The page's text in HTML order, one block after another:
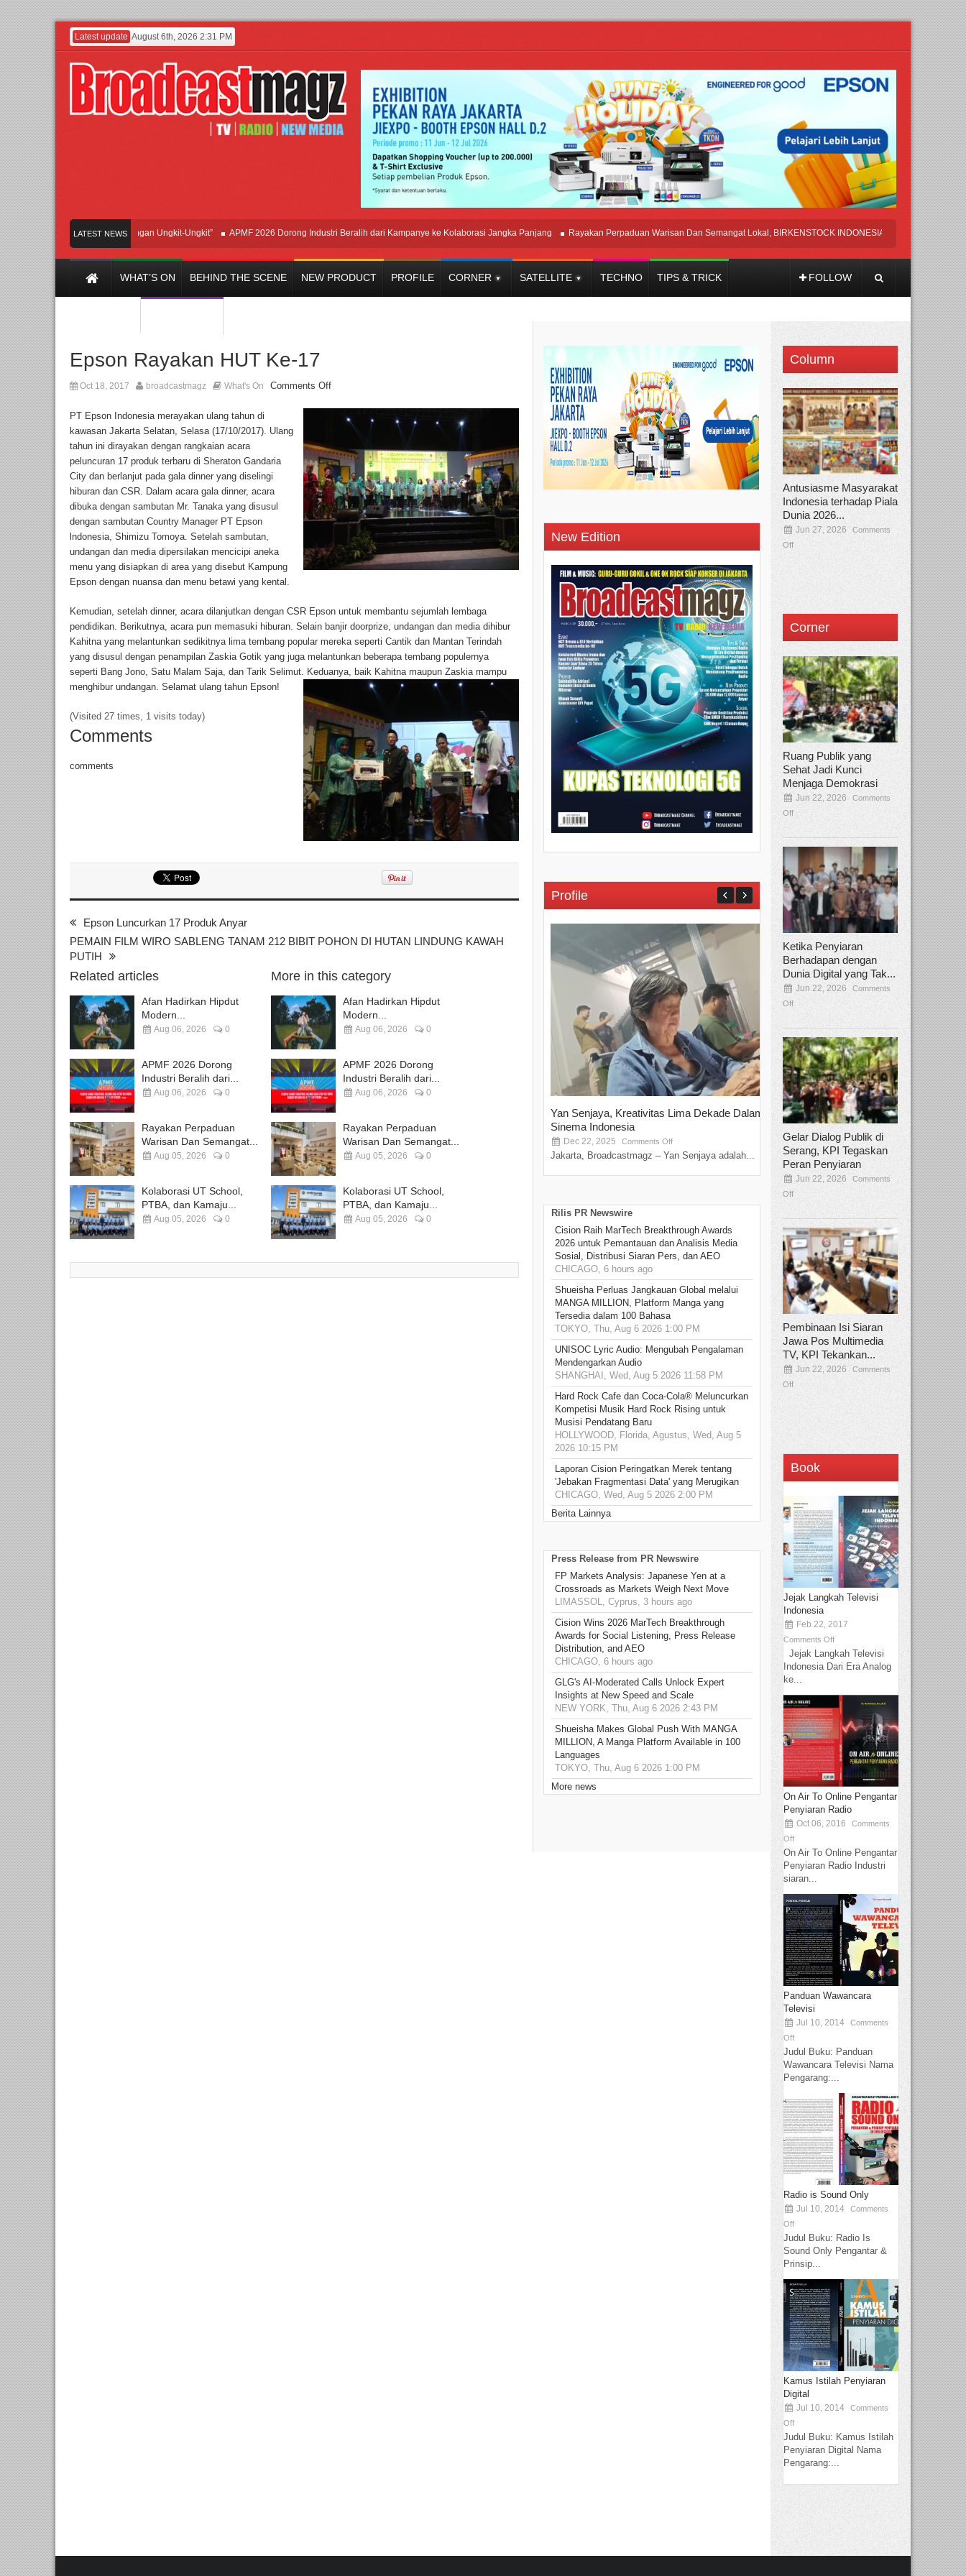
Latest update August 6th, 2026 2:31 PM
LATEST NEWS
Hipdut Modern “Jangan Ungkit-Ungkit” APMF 2026 Dorong Industri Beralih dari Kampanye ke Kolaborasi Jangka Panjang Rayakan Perpaduan Warisan Dan Semangat Lokal, BIRKENSTOCK INDONESIA Membuka Took di Ubud,
WHAT’S ON BEHIND THE SCENE NEW PRODUCT PROFILE CORNER SATELLITE TECHNO TIPS & TRICK FOLLOW
Epson Rayakan HUT Ke-17
Oct 18, 2017 broadcastmagz What's On Comments Off
PT Epson Indonesia merayakan ulang tahun di
kawasan Jakarta Selatan, Selasa (17/10/2017). Ulang
tahun ini dirayakan dengan rangkaian acara
peluncuran 17 produk terbaru di Sheraton Gandaria
City dan berlanjut pada gala dinner yang diselingi
hiburan dan CSR. Dalam acara gala dinner, acara
dibuka dengan sambutan Mr. Tanaka yang disusul
dengan sambutan Country Manager PT Epson
lndonesia, Shimizu Tomoya. Setelah sambutan,
undangan dan media dipersilakan mencicipi aneka
menu yang disiapkan di area yang disebut Kampung
Epson dengan nuansa dan menu betawi yang kental.
Kemudian, setelah dinner, acara dilanjutkan dengan CSR Epson untuk membantu sejumlah lembaga
pendidikan. Berikutnya, acara pun memasuki hiburan. Selain banjir doorprize, undangan dan media dihibur
Kahitna yang melantunkan sedikitnya lima tembang popular mereka seperti Cantik dan Mantan Terindah
yang disusul dengan penampilan Zaskia Gotik yang juga melantunkan beberapa tembang populernya
seperti Bang Jono, Satu Malam Saja, dan Tarik Selimut. Keduanya, baik Kahitna maupun Zaskia mampu
menghibur undangan. Selamat ulang tahun Epson!
(Visited 27 times, 1 visits today)
Comments
comments
Epson Luncurkan 17 Produk Anyar
PEMAIN FILM WIRO SABLENG TANAM 212 BIBIT POHON DI HUTAN LINDUNG KAWAH
PUTIH
Related articles
Afan Hadirkan Hipdut
Modern...
Aug 06, 2026 0
APMF 2026 Dorong
Industri Beralih dari...
Aug 06, 2026 0
Rayakan Perpaduan
Warisan Dan Semangat...
Aug 05, 2026 0
Kolaborasi UT School,
PTBA, dan Kamaju...
Aug 05, 2026 0
More in this category
Afan Hadirkan Hipdut
Modern...
Aug 06, 2026 0
APMF 2026 Dorong
Industri Beralih dari...
Aug 06, 2026 0
Rayakan Perpaduan
Warisan Dan Semangat...
Aug 05, 2026 0
Kolaborasi UT School,
PTBA, dan Kamaju...
Aug 05, 2026 0
New Edition
Profile
Yan Senjaya, Kreativitas Lima Dekade Dalam
Sinema Indonesia
Dec 22, 2025 Comments Off
Jakarta, Broadcastmagz – Yan Senjaya adalah...
Tamee Irelly Menjadi Juri Open
Film Terbaru...
Sep 08, 2025 Comments Off
Bekasi, Broadcastmagz – Dalam upaya
talenta...
Rilis PR Newswire
Cision Raih MarTech Breakthrough Awards
2026 untuk Pemantauan dan Analisis Media
Sosial, Distribusi Siaran Pers, dan AEO
CHICAGO, 6 hours ago
Shueisha Perluas Jangkauan Global melalui
MANGA MILLION, Platform Manga yang
Tersedia dalam 100 Bahasa
TOKYO, Thu, Aug 6 2026 1:00 PM
UNISOC Lyric Audio: Mengubah Pengalaman
Mendengarkan Audio
SHANGHAI, Wed, Aug 5 2026 11:58 PM
Hard Rock Cafe dan Coca-Cola® Meluncurkan
Kompetisi Musik Hard Rock Rising untuk
Musisi Pendatang Baru
HOLLYWOOD, Florida, Agustus, Wed, Aug 5
2026 10:15 PM
Laporan Cision Peringatkan Merek tentang
'Jebakan Fragmentasi Data' yang Merugikan
CHICAGO, Wed, Aug 5 2026 2:00 PM
Berita Lainnya
Press Release from PR Newswire
FP Markets Analysis: Japanese Yen at a
Crossroads as Markets Weigh Next Move
LIMASSOL, Cyprus, 3 hours ago
Cision Wins 2026 MarTech Breakthrough
Awards for Social Listening, Press Release
Distribution, and AEO
CHICAGO, 6 hours ago
GLG's AI-Moderated Calls Unlock Expert
Insights at New Speed and Scale
NEW YORK, Thu, Aug 6 2026 2:43 PM
Shueisha Makes Global Push With MANGA
MILLION, A Manga Platform Available in 100
Languages
TOKYO, Thu, Aug 6 2026 1:00 PM
More news
Column
Antusiasme Masyarakat
Indonesia terhadap Piala
Dunia 2026...
Jun 27, 2026
Comments
Off
Corner
Ruang Publik yang
Sehat Jadi Kunci
Menjaga Demokrasi
Jun 22, 2026
Comments
Off
Ketika Penyiaran
Berhadapan dengan
Dunia Digital yang Tak...
Jun 22, 2026
Comments
Off
Gelar Dialog Publik di
Serang, KPI Tegaskan
Peran Penyiaran
Jun 22, 2026
Comments
Off
Pembinaan Isi Siaran
Jawa Pos Multimedia
TV, KPI Tekankan...
Jun 22, 2026
Comments
Off
Book
Jejak Langkah Televisi
Indonesia
Feb 22, 2017
Comments Off
Jejak Langkah Televisi
Indonesia Dari Era Analog
ke...
On Air To Online Pengantar
Penyiaran Radio
Oct 06, 2016
Comments
Off
On Air To Online Pengantar
Penyiaran Radio Industri
siaran...
Panduan Wawancara
Televisi
Jul 10, 2014
Comments
Off
Judul Buku: Panduan
Wawancara Televisi Nama
Pengarang:...
Radio is Sound Only
Jul 10, 2014
Comments
Off
Judul Buku: Radio Is
Sound Only Pengantar &
Prinsip...
Kamus Istilah Penyiaran
Digital
Jul 10, 2014
Comments
Off
Judul Buku: Kamus Istilah
Penyiaran Digital Nama
Pengarang:...